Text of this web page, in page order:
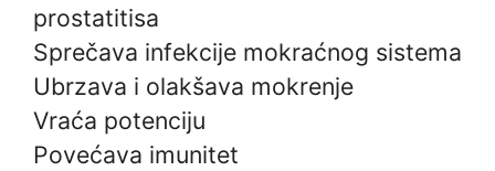
prostatitisa
Sprečava infekcije mokraćnog sistema
Ubrzava i olakšava mokrenje
Vraća potenciju
Povećava imunitet